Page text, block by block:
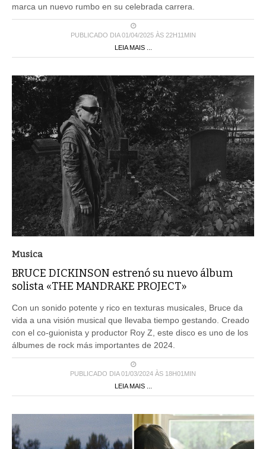
marca un nuevo rumbo en su celebrada carrera.
PUBLICADO DIA 01/04/2025 ÀS 22H11MIN
LEIA MAIS ...
Musica
BRUCE DICKINSON estrenó su nuevo álbum
solista «THE MANDRAKE PROJECT»
Con un sonido potente y rico en texturas musicales, Bruce da
vida a una visión musical que llevaba tiempo gestando. Creado
con el co-guionista y productor Roy Z, este disco es uno de los
álbumes de rock más importantes de 2024.
PUBLICADO DIA 01/03/2024 ÀS 18H01MIN
LEIA MAIS ...